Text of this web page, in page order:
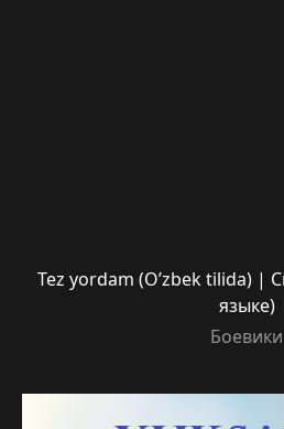
Tez yordam (O’zbek tilida) |
языке)
Боевики